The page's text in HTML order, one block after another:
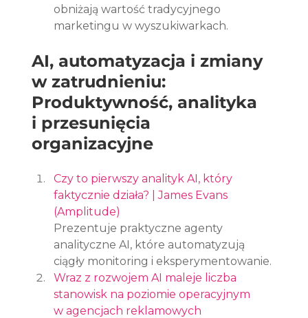
obniżają wartość tradycyjnego
marketingu w wyszukiwarkach.
AI, automatyzacja i zmiany
w zatrudnieniu:
Produktywność, analityka
i przesunięcia
organizacyjne
Czy to pierwszy analityk AI, który
faktycznie działa? | James Evans
(Amplitude)
Prezentuje praktyczne agenty
analityczne AI, które automatyzują
ciągły monitoring i eksperymentowanie.
Wraz z rozwojem AI maleje liczba
stanowisk na poziomie operacyjnym
w agencjach reklamowych